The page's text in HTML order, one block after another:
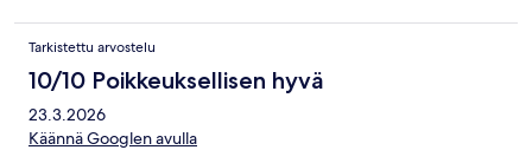
døgnet. Tre til fem minutters gå afstand til bus, metro, sporvogn
og tog med forbindelser til både de ni gader, Kalverstraat,
Albert cuyp market, Moco museum, Anne Franks hus mv.
Fantastisk ophold for både voksne og teenagere der kårede
dette hotel som sommerens bedste. Tak for et skønt ophold. Vi
vil vælge dette igen, hvis turen skal gå til Amsterdam en anden
Tarkistettu arvostelu
10/10 Poikkeuksellisen hyvä
23.3.2026
Käännä Googlen avulla